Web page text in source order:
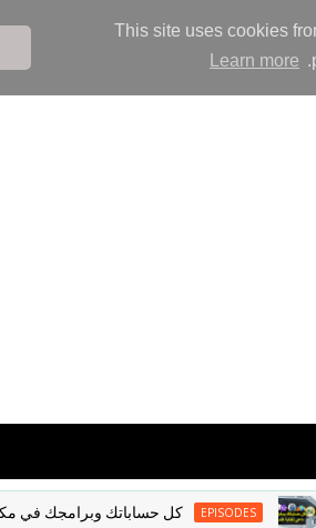
This site uses cookies
Learn more
EPISODES كل حساباتك وبرامجك في مكان واحد